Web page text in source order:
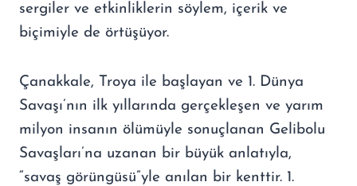
sergiler ve etkinliklerin söylem, içerik ve
biçimiyle de örtüşüyor.
Çanakkale, Troya ile başlayan ve 1. Dünya
Savaşı’nın ilk yıllarında gerçekleşen ve yarım
milyon insanın ölümüyle sonuçlanan Gelibolu
Savaşları’na uzanan bir büyük anlatıyla,
“savaş görüngüsü”yle anılan bir kenttir. 1.